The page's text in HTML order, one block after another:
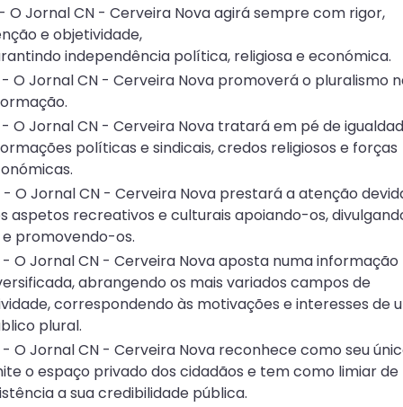
- O Jornal CN - Cerveira Nova agirá sempre com rigor,
e objetividade,
independência política, religiosa e económica.
- O Jornal CN - Cerveira Nova promoverá o pluralismo
- O Jornal CN - Cerveira Nova tratará em pé de
políticas e sindicais, credos religiosos e forças
- O Jornal CN - Cerveira Nova prestará a atenção
aspetos recreativos e culturais apoiando-os,
e promovendo-os.
- O Jornal CN - Cerveira Nova aposta numa informação
abrangendo os mais variados campos de
correspondendo às motivações e interesses de
plural.
- O Jornal CN - Cerveira Nova reconhece como seu
o espaço privado dos cidadãos e tem como limiar de
a sua credibilidade pública.